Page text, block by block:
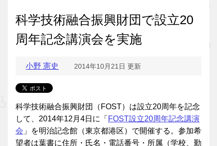
科学技術融合振興財団で設立20
周年記念講演会を実施
小野 憲史 2014年10月21日 更新
科学技術融合振興財団（FOST）は設立20周年を記念
して、2014年12月4日に「 FOST設立20周年記念講演
会 」を明治記念館（東京都港区）で開催する。参加希
望者は葉書に住所・氏名・電話番号・所属（学校、勤